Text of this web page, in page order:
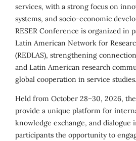
services, with a strong focus on
systems, and socio-economic
RESER Conference is organized in
Latin American Network for
(REDLAS), strengthening
and Latin American research
global cooperation in service studies.
Held from October 28–30, 2026,
provide a unique platform for
knowledge exchange, and dialogue
participants the opportunity to